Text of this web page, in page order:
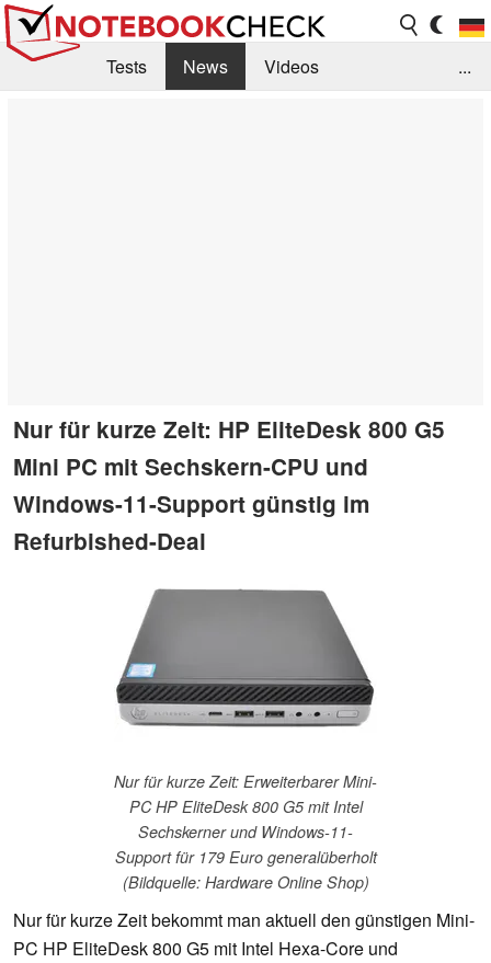
Tests News
Videos
...
Nur für kurze Zeit: HP EliteDesk 800 G5
Mini PC mit Sechskern-CPU und
Windows-11-Support günstig im
Refurbished-Deal
Nur für kurze Zeit: Erweiterbarer Mini-
PC HP EliteDesk 800 G5 mit Intel
Sechskerner und Windows-11-
Support für 179 Euro generalüberholt
(Bildquelle: Hardware Online Shop)
Nur für kurze Zeit bekommt man aktuell den günstigen Mini-
PC HP EliteDesk 800 G5 mit Intel Hexa-Core und